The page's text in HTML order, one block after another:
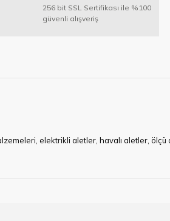
256 bit SSL Sertifikası ile %100
güvenli alışveriş
elektrikli aletler, havalı aletler,